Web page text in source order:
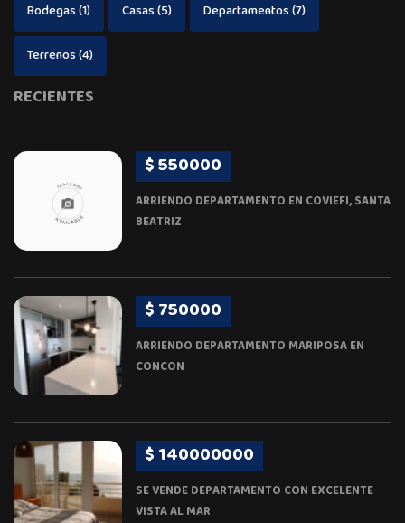
Bodegas(1) Casas(5) Departamentos(7)
Terrenos(4)
RECIENTES
$ 550000
ARRIENDO DEPARTAMENTO EN COVIEFI, SANTA
BEATRIZ
$ 750000
ARRIENDO DEPARTAMENTO MARIPOSA EN
CONCON
$ 140000000
SE VENDE DEPARTAMENTO CON EXCELENTE
VISTA AL MAR